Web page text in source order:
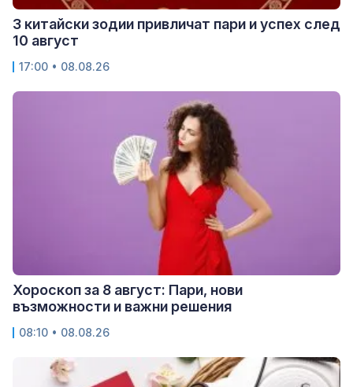
3 китайски зодии привличат пари и успех след
10 август
17:00 • 08.08.26
Хороскоп за 8 август: Пари, нови
възможности и важни решения
08:10 • 08.08.26